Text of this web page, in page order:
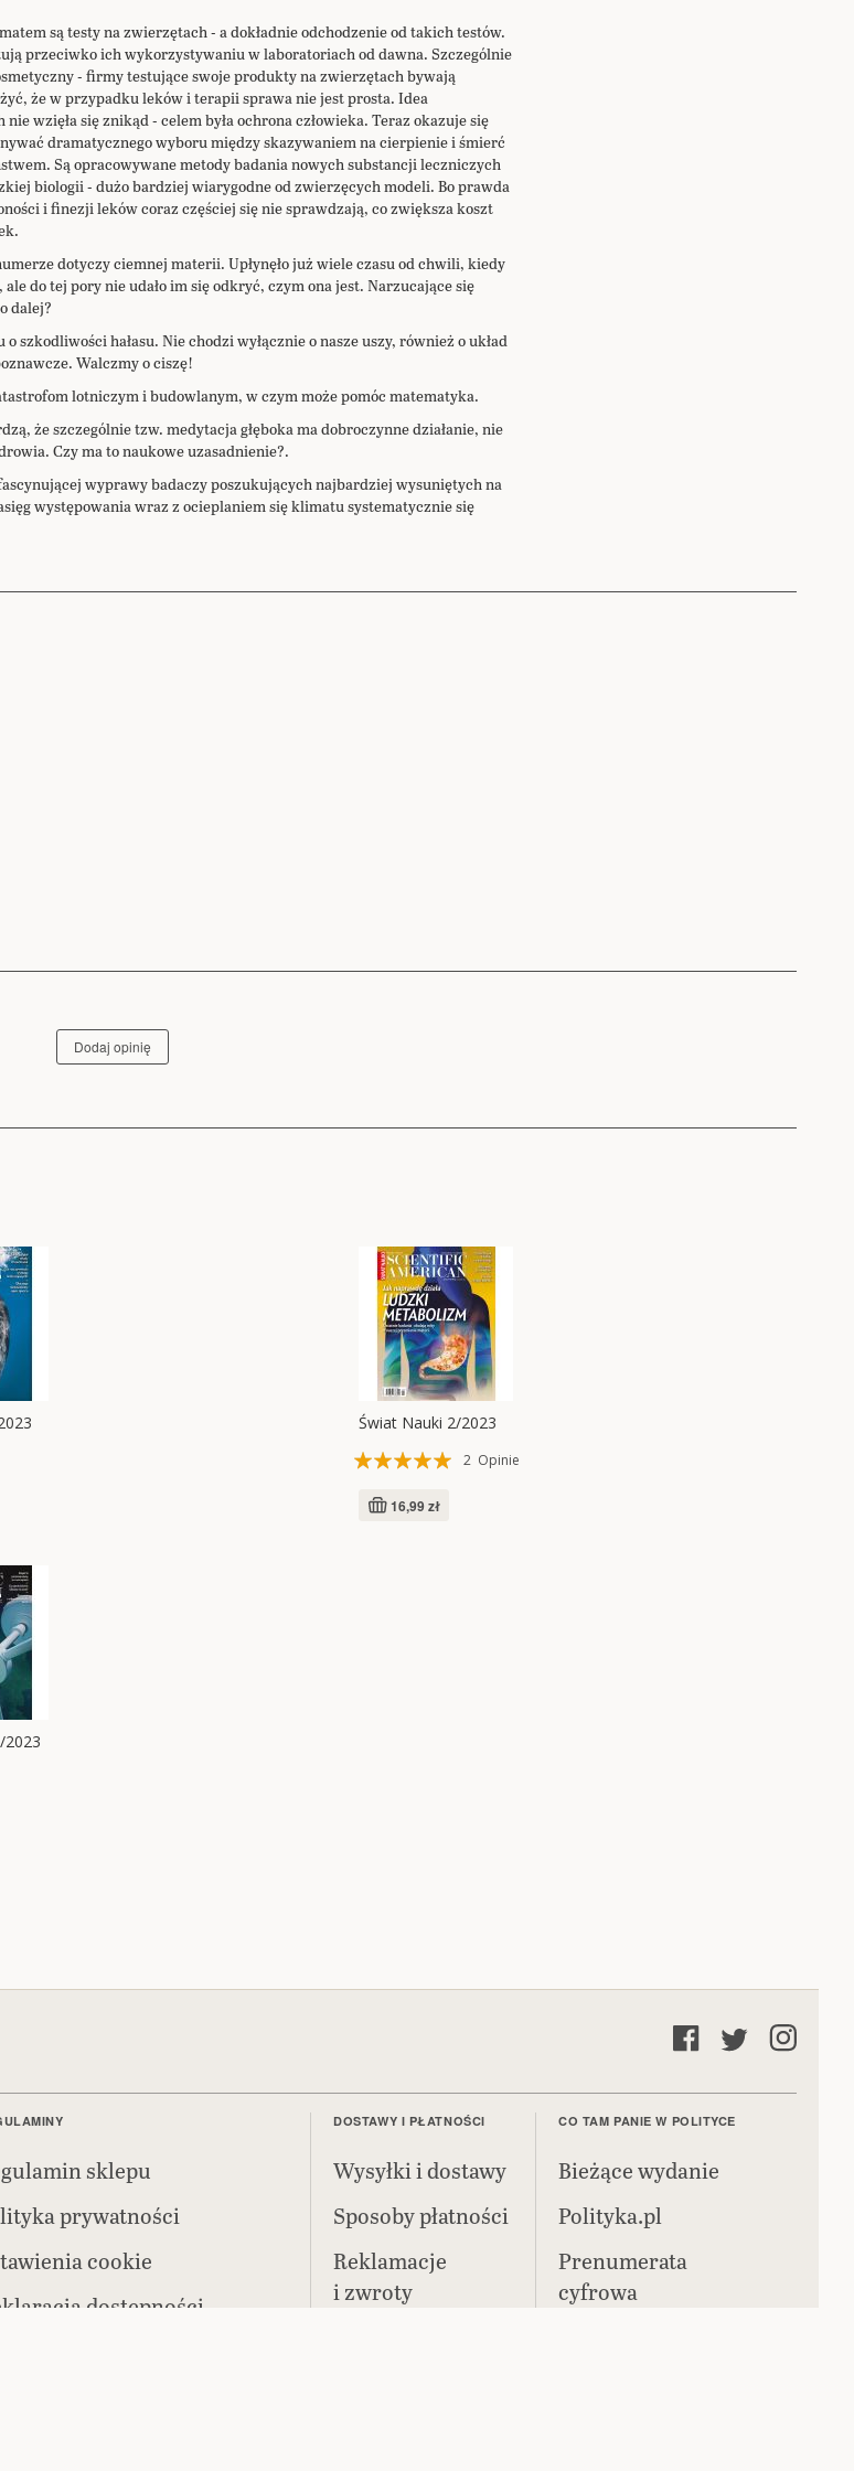
są testy na zwierzętach - a dokładnie odchodzenie od takich testów.
przeciwko ich wykorzystywaniu w laboratoriach od dawna. Szczególnie
- firmy testujące swoje produkty na zwierzętach bywają
że w przypadku leków i terapii sprawa nie jest prosta. Idea
wzięła się znikąd - celem była ochrona człowieka. Teraz okazuje się
dramatycznego wyboru między skazywaniem na cierpienie i śmierć
Są opracowywane metody badania nowych substancji leczniczych
biologii - dużo bardziej wiarygodne od zwierzęcych modeli. Bo prawda
i finezji leków coraz częściej się nie sprawdzają, co zwiększa koszt
dotyczy ciemnej materii. Upłynęło już wiele czasu od chwili, kiedy
do tej pory nie udało im się odkryć, czym ona jest. Narzucające się
dalej?
szkodliwości hałasu. Nie chodzi wyłącznie o nasze uszy, również o układ
Walczmy o ciszę!
lotniczym i budowlanym, w czym może pomóc matematyka.
że szczególnie tzw. medytacja głęboka ma dobroczynne działanie, nie
Czy ma to naukowe uzasadnienie?.
wyprawy badaczy poszukujących najbardziej wysuniętych na
występowania wraz z ocieplaniem się klimatu systematycznie się
Dodaj opinię
Świat Nauki 2/2023
Ocena:
2 Opinie
16,99 zł
2023
sklepu
prywatności
cookie
dostępności
DOSTAWY I PŁATNOŚCI
Wysyłki i dostawy
Sposoby płatności
Reklamacje
i zwroty
CO TAM PANIE W POLITYCE
Bieżące wydanie
Polityka.pl
Prenumerata
cyfrowa